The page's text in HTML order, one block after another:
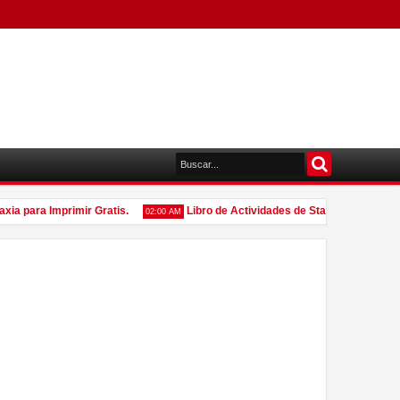
para Imprimir Gratis. 02:00 AM Libro de Actividades de Star Wars el